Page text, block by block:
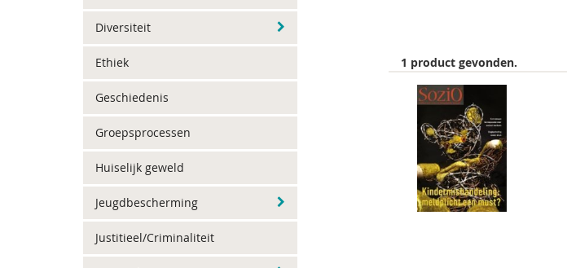
Diversiteit
Ethiek
Geschiedenis
Groepsprocessen
Huiselijk geweld
Jeugdbescherming
Justitieel/Criminaliteit
1 product gevonden.